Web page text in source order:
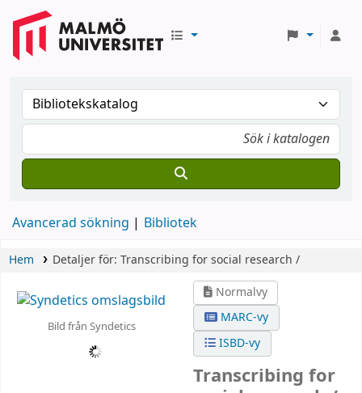
Avancerad sökning Bibliotek
Hem Detaljer för: Transcribing for social research /
Bild från Syndetics
Normalvy
MARC-vy
ISBD-vy
Transcribing for